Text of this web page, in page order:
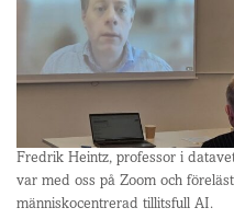
Fredrik Heintz, professor i
var med oss på Zoom och
människocentrerad tillitsfull AI.